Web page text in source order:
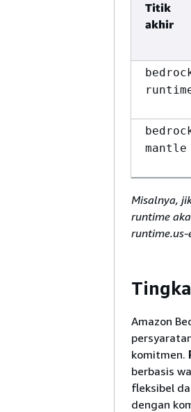
Titik
akhir
mantle
Misalnya,
runtime
Amazon
komitmen.
berbasis
fleksibel
dengan